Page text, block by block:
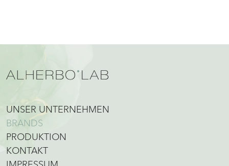
UNSER UNTERNEHMEN
BRANDS
PRODUKTION
KONTAKT